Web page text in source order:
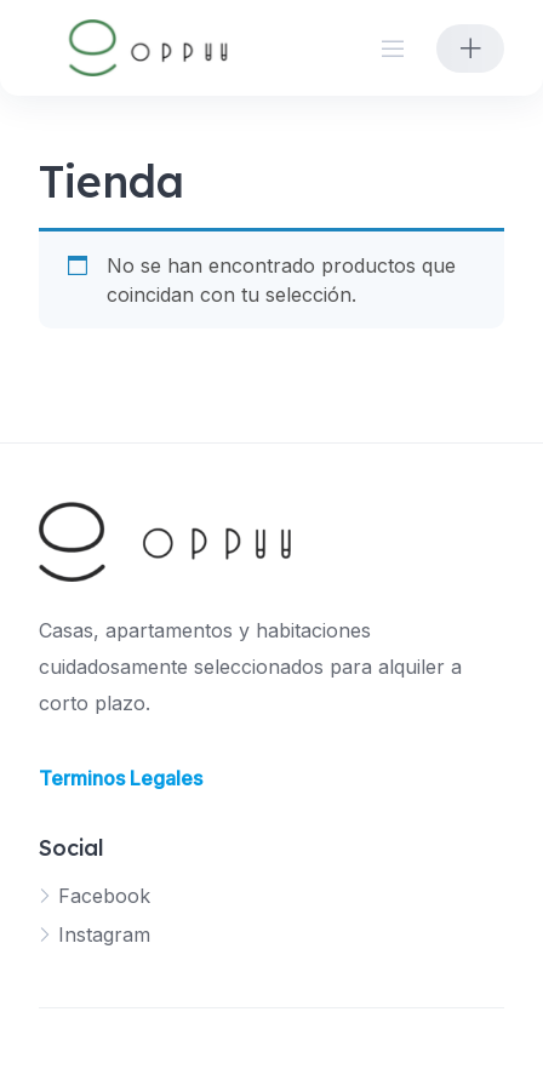
Tienda
No se han encontrado productos que
coincidan con tu selección.
Casas, apartamentos y habitaciones
cuidadosamente seleccionados para alquiler a
corto plazo.
Terminos Legales
Social
Facebook
Instagram